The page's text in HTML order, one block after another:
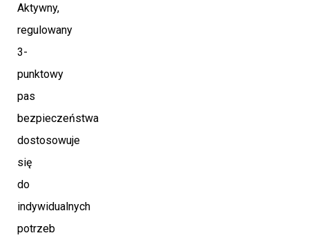
Aktywny,
regulowany
3-
punktowy
pas
bezpieczeństwa
dostosowuje
się
do
indywidualnych
potrzeb